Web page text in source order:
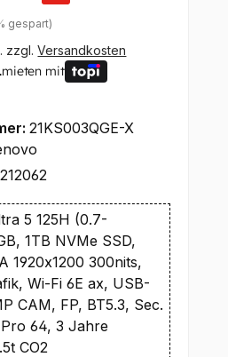
gespart)
zzgl.Versandkosten
mieten mit
21KS003QGE-X
5 125H (0.7-
1TB NVMe SSD,
1920x1200 300nits,
Wi-Fi 6E ax, USB-
CAM, FP, BT5.3, Sec.
Pro 64, 3 Jahre
CO2